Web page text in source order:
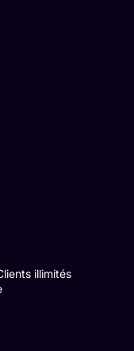
illimités